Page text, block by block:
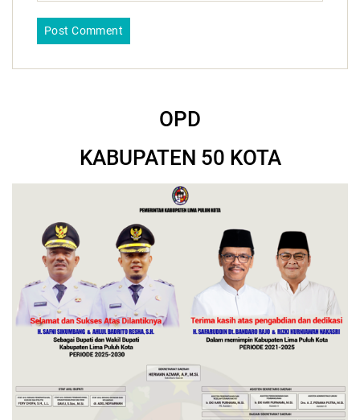
OPD
KABUPATEN 50 KOTA